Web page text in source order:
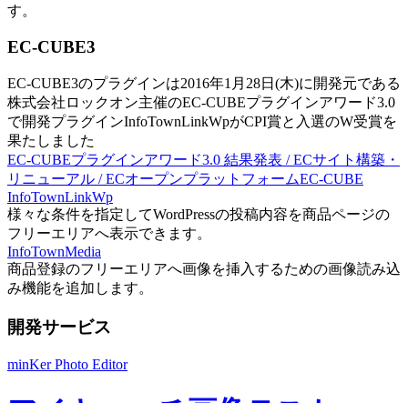
す。
EC-CUBE3
EC-CUBE3のプラグインは2016年1月28日(木)に開発元である
株式会社ロックオン主催のEC-CUBEプラグインアワード3.0
で開発プラグインInfoTownLinkWpがCPI賞と入選のW受賞を
果たしました
EC-CUBEプラグインアワード3.0 結果発表 / ECサイト構築・
リニューアル / ECオープンプラットフォームEC-CUBE
InfoTownLinkWp
様々な条件を指定してWordPressの投稿内容を商品ページの
フリーエリアへ表示できます。
InfoTownMedia
商品登録のフリーエリアへ画像を挿入するための画像読み込
み機能を追加します。
開発サービス
minKer Photo Editor